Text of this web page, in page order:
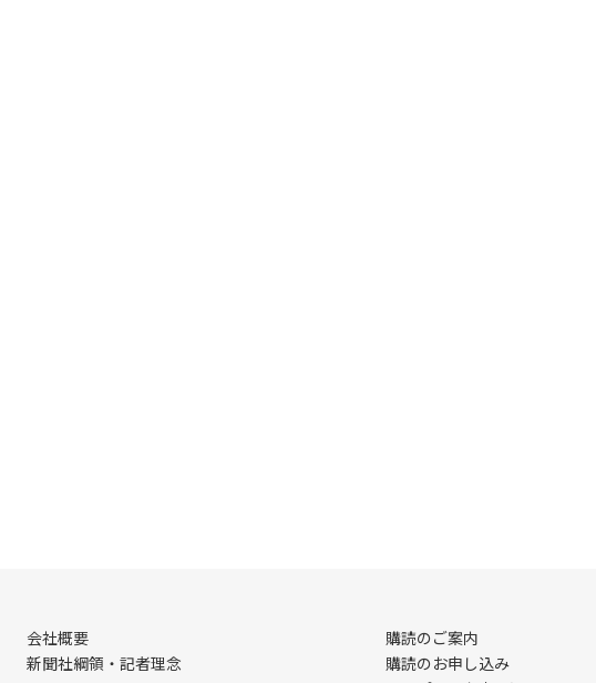
会社概要
新聞社綱領・記者理念
購読のご案内
購読のお申し込み